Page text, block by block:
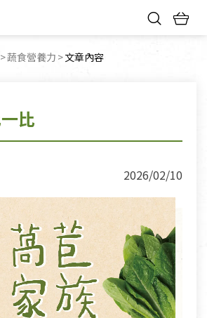
蔬食營養力 目前頁面：
文章內容
比
2026/02/10